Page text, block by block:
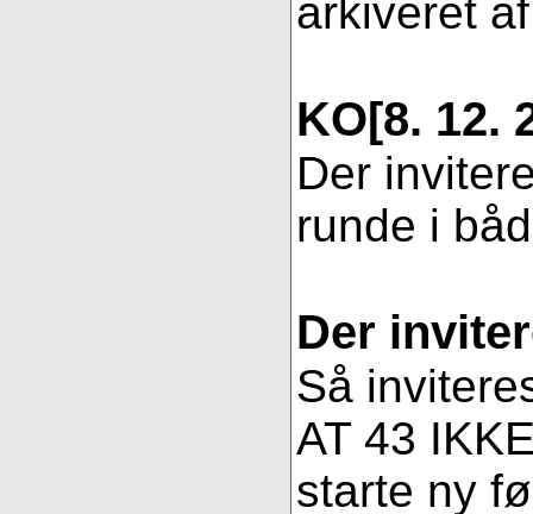
arkiveret
KO[8. 12.
Der
runde i
Der
Så
AT 43
starte ny